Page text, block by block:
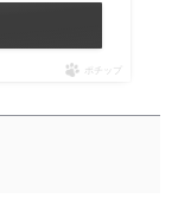
ポチップ